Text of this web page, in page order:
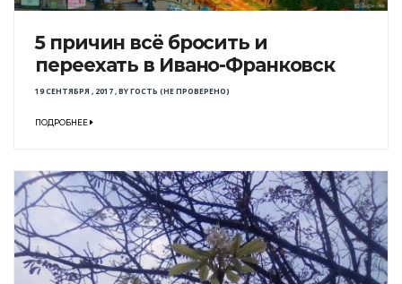
5 причин всё бросить и
переехать в Ивано-Франковск
19 СЕНТЯБРЯ , 2017,BYГОСТЬ (НЕ ПРОВЕРЕНО)
ПОДРОБНЕЕ